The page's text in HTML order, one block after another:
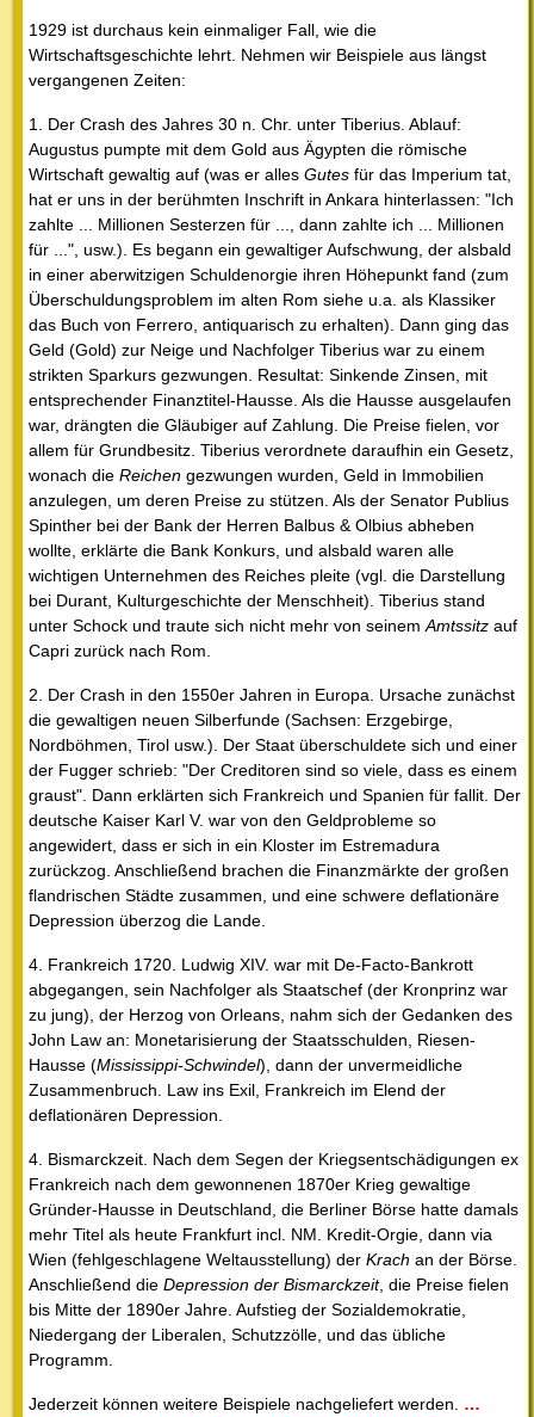
1929 ist durchaus kein einmaliger Fall, wie die
Wirtschaftsgeschichte lehrt. Nehmen wir Beispiele aus längst
vergangenen Zeiten:
1. Der Crash des Jahres 30 n. Chr. unter Tiberius. Ablauf:
Augustus pumpte mit dem Gold aus Ägypten die römische
Wirtschaft gewaltig auf (was er alles Gutes für das Imperium tat,
hat er uns in der berühmten Inschrift in Ankara hinterlassen: "Ich
zahlte ... Millionen Sesterzen für ..., dann zahlte ich ... Millionen
für ...", usw.). Es begann ein gewaltiger Aufschwung, der alsbald
in einer aberwitzigen Schuldenorgie ihren Höhepunkt fand (zum
Überschuldungsproblem im alten Rom siehe u.a. als Klassiker
das Buch von Ferrero, antiquarisch zu erhalten). Dann ging das
Geld (Gold) zur Neige und Nachfolger Tiberius war zu einem
strikten Sparkurs gezwungen. Resultat: Sinkende Zinsen, mit
entsprechender Finanztitel-Hausse. Als die Hausse ausgelaufen
war, drängten die Gläubiger auf Zahlung. Die Preise fielen, vor
allem für Grundbesitz. Tiberius verordnete daraufhin ein Gesetz,
wonach die Reichen gezwungen wurden, Geld in Immobilien
anzulegen, um deren Preise zu stützen. Als der Senator Publius
Spinther bei der Bank der Herren Balbus & Olbius abheben
wollte, erklärte die Bank Konkurs, und alsbald waren alle
wichtigen Unternehmen des Reiches pleite (vgl. die Darstellung
bei Durant, Kulturgeschichte der Menschheit). Tiberius stand
unter Schock und traute sich nicht mehr von seinem Amtssitz auf
Capri zurück nach Rom.
2. Der Crash in den 1550er Jahren in Europa. Ursache zunächst
die gewaltigen neuen Silberfunde (Sachsen: Erzgebirge,
Nordböhmen, Tirol usw.). Der Staat überschuldete sich und einer
der Fugger schrieb: "Der Creditoren sind so viele, dass es einem
graust". Dann erklärten sich Frankreich und Spanien für fallit. Der
deutsche Kaiser Karl V. war von den Geldprobleme so
angewidert, dass er sich in ein Kloster im Estremadura
zurückzog. Anschließend brachen die Finanzmärkte der großen
flandrischen Städte zusammen, und eine schwere deflationäre
Depression überzog die Lande.
4. Frankreich 1720. Ludwig XIV. war mit De-Facto-Bankrott
abgegangen, sein Nachfolger als Staatschef (der Kronprinz war
zu jung), der Herzog von Orleans, nahm sich der Gedanken des
John Law an: Monetarisierung der Staatsschulden, Riesen-
Hausse (Mississippi-Schwindel), dann der unvermeidliche
Zusammenbruch. Law ins Exil, Frankreich im Elend der
deflationären Depression.
4. Bismarckzeit. Nach dem Segen der Kriegsentschädigungen ex
Frankreich nach dem gewonnenen 1870er Krieg gewaltige
Gründer-Hausse in Deutschland, die Berliner Börse hatte damals
mehr Titel als heute Frankfurt incl. NM. Kredit-Orgie, dann via
Wien (fehlgeschlagene Weltausstellung) der Krach an der Börse.
Anschließend die Depression der Bismarckzeit, die Preise fielen
bis Mitte der 1890er Jahre. Aufstieg der Sozialdemokratie,
Niedergang der Liberalen, Schutzzölle, und das übliche
Programm.
Jederzeit können weitere Beispiele nachgeliefert werden. …